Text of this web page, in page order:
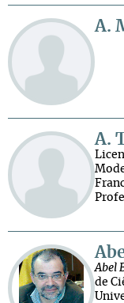
A.
A.
Abel
de